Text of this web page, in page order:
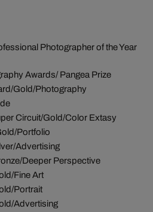
Photographer of the Year
Awards/ Pangea Prize
Gold/Photography
Circuit/Gold/Color Extasy
Portfolio
Advertising
Deeper Perspective
Fine Art
Portrait
Advertising